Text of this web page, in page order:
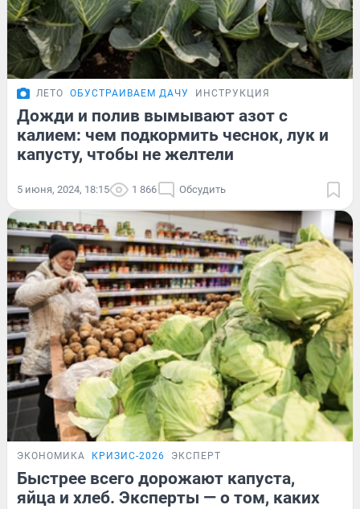
ЛЕТО ОБУСТРАИВАЕМ ДАЧУ ИНСТРУКЦИЯ
Дожди и полив вымывают азот с
калием: чем подкормить чеснок, лук и
капусту, чтобы не желтели
5 июня, 2024, 18:15 1 866 Обсудить
ЭКОНОМИКА КРИЗИС-2026 ЭКСПЕРТ
Быстрее всего дорожают капуста,
яйца и хлеб. Эксперты — о том, каких